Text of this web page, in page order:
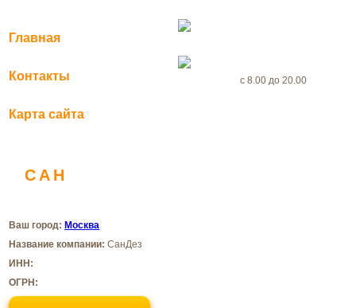
Главная
Контакты
Карта сайта
с 8.00 до 20.00
САН
Ваш город:Москва
Название компании: СанДез
ИНН:
ОГРН: